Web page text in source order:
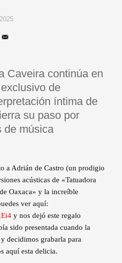
Caveira continúa en
de
íntima de
su paso por
de música
a Adrián de Castro (un prodigio
acústicas de «Tatuadora
Oaxaca» y la increíble
ver aquí:
y nos dejó este regalo
sido presentada cuando la
decidimos grabarla para
aquí esta delicia.